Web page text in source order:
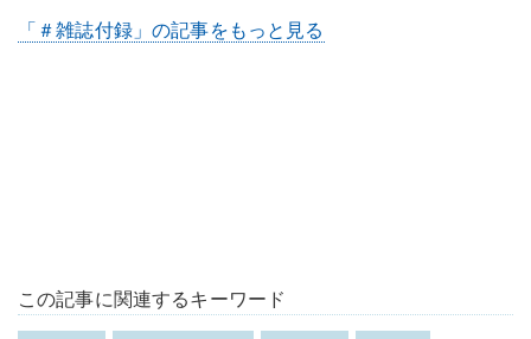
「＃雑誌付録」の記事をもっと見る
この記事に関連するキーワード